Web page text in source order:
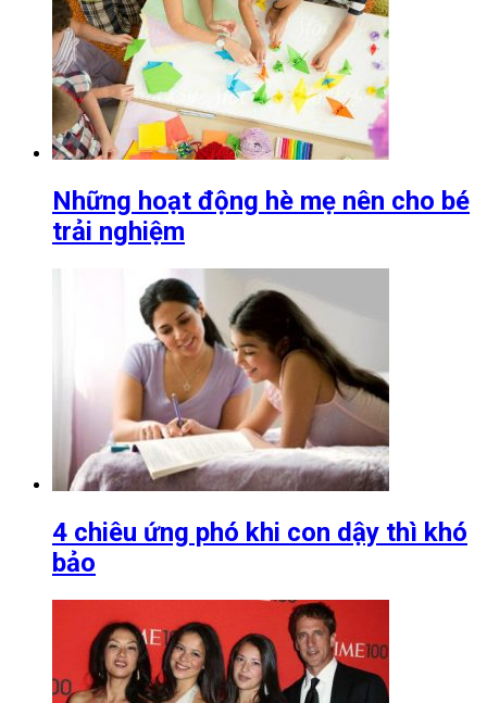
Những hoạt động hè mẹ nên cho bé
trải nghiệm
4 chiêu ứng phó khi con dậy thì khó
bảo